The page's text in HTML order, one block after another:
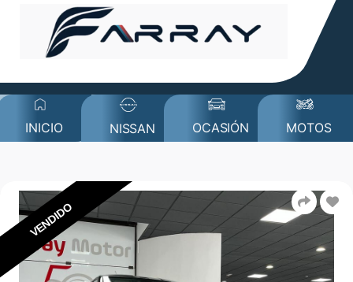
INICIO NISSAN OCASIÓN MOTOS
VENDIDO